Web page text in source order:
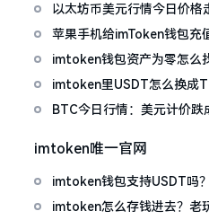
以太坊币美元行情今日价格
免追涨杀跌被套牢
苹果手机给imToken钱包充
imtoken钱包资产为零怎么
imtoken里USDT怎么换成
波场币
BTC今日行情：美元计价跌
imtoken唯一官网
imtoken钱包支持USDT吗
imtoken怎么存钱进去？老